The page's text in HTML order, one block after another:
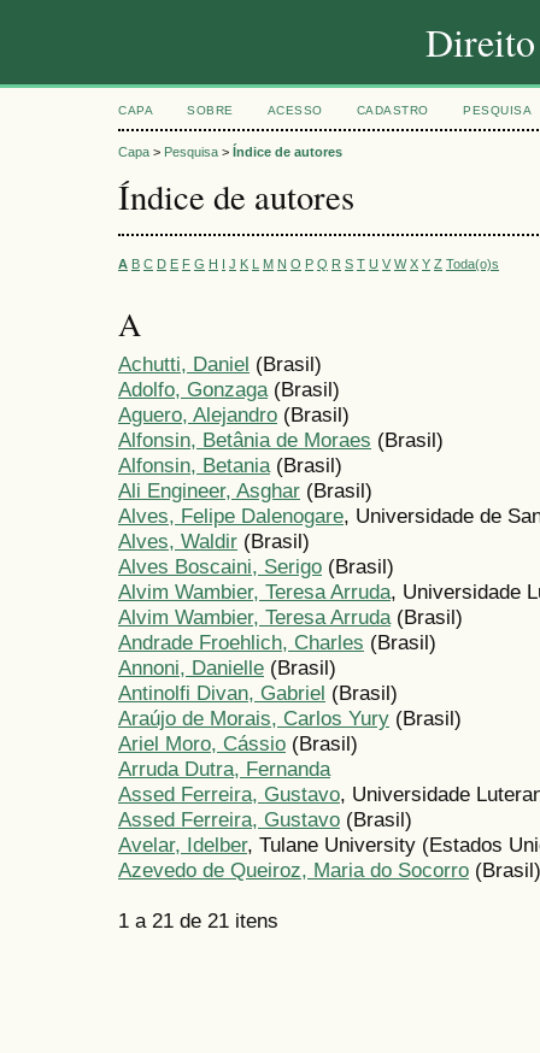
Direito
CAPA SOBRE ACESSO CADASTRO PESQUISA
Capa > Pesquisa > Índice de autores
Índice de autores
A B C D E F G H I J K L M N O P Q R S T U V W X Y Z Toda(o)s
A
Achutti, Daniel (Brasil)
Adolfo, Gonzaga(Brasil)
Aguero, Alejandro (Brasil)
Alfonsin, Betânia de Moraes (Brasil)
Alfonsin, Betania(Brasil)
Ali Engineer, Asghar (Brasil)
Alves, Felipe Dalenogare, Universidade de
Alves, Waldir (Brasil)
Alves Boscaini, Serigo (Brasil)
Alvim Wambier, Teresa Arruda, Universidade
Alvim Wambier, Teresa Arruda(Brasil)
Andrade Froehlich, Charles (Brasil)
Annoni, Danielle (Brasil)
Antinolfi Divan, Gabriel (Brasil)
Araújo de Morais, Carlos Yury (Brasil)
Ariel Moro, Cássio (Brasil)
Arruda Dutra, Fernanda
Assed Ferreira, Gustavo, Universidade
Assed Ferreira, Gustavo (Brasil)
Avelar, Idelber, Tulane University (Estados
Azevedo de Queiroz, Maria do Socorro (Brasil)
1 a 21 de 21 itens